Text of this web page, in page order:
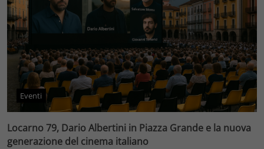
Eventi
Locarno 79, Dario Albertini in Piazza Grande e la nuova
generazione del cinema italiano